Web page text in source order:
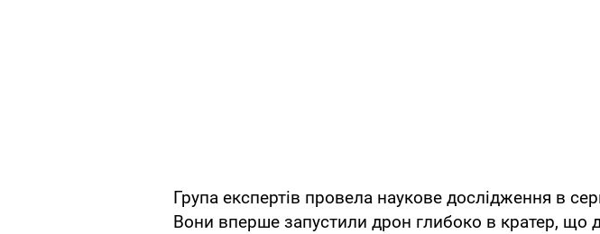
Група експертів провела наукове дослідження в
Вони вперше запустили дрон глибоко в кратер, що